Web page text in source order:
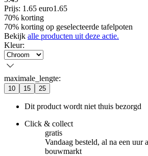
Prijs: 1.65 euro1 .65
70% korting
70% korting op geselecteerde tafelpoten
Bekijk alle producten uit deze actie.
Kleur:
maximale_lengte:
10 15 25
Dit product wordt niet thuis bezorgd
Click & collect
gratis
Vandaag besteld, al na een uur
bouwmarkt